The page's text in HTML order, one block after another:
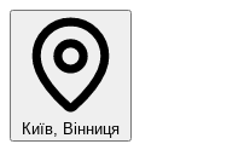
Київ, Вінниця